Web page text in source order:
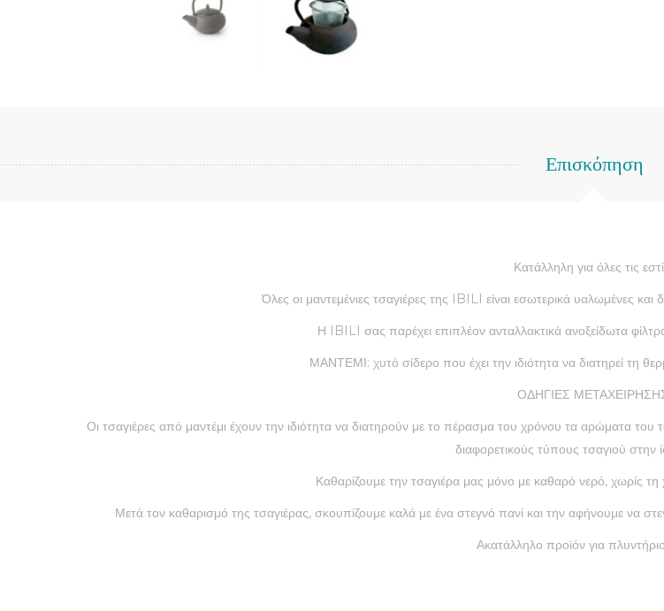
Επισκόπηση
Κατάλληλη για όλες τις
Όλες οι μαντεμένιες τσαγιέρες της IBILI είναι εσωτερικά υαλωμένες και
Η IBILI σας παρέχει επιπλέον ανταλλακτικά ανοξείδωτα
ΜΑΝΤΕΜΙ: χυτό σίδερο που έχει την ιδιότητα να διατηρεί τη
ΟΔΗΓΙΕΣ
Οι τσαγιέρες από μαντέμι έχουν την ιδιότητα να διατηρούν με το πέρασμα του χρόνου τα αρώματα
διαφορετικούς τύπους τσαγιού στην
Καθαρίζουμε την τσαγιέρα μας μόνο με καθαρό νερό, χωρίς
Μετά τον καθαρισμό της τσαγιέρας, σκουπίζουμε καλά με ένα στεγνό πανί και την αφήνουμε να
Ακατάλληλο προϊόν για